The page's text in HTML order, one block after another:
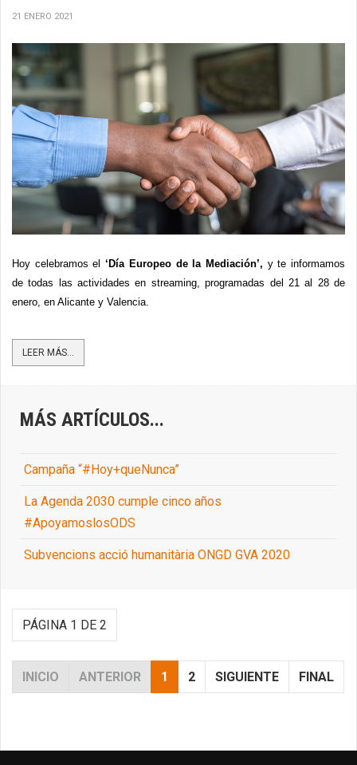
21 ENERO 2021
Hoy celebramos el ‘Día Europeo de la Mediación’, y te informamos
de todas las actividades en streaming, programadas del 21 al 28 de
enero, en Alicante y Valencia.
LEER MÁS...
MÁS ARTÍCULOS...
Campaña “#Hoy+queNunca”
La Agenda 2030 cumple cinco años
#ApoyamoslosODS
Subvencions acció humanitària ONGD GVA 2020
PÁGINA 1 DE 2
INICIO ANTERIOR 1 2 SIGUIENTE FINAL